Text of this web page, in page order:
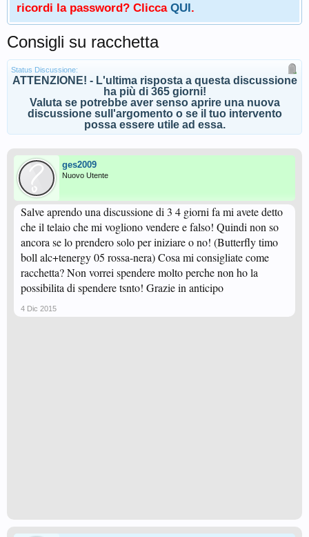
ricordi la password? Clicca QUI.
Consigli su racchetta
Status Discussione:
ATTENZIONE! - L'ultima risposta a questa discussione
ha più di 365 giorni!
Valuta se potrebbe aver senso aprire una nuova
discussione sull'argomento o se il tuo intervento
possa essere utile ad essa.
ges2009
Nuovo Utente
Salve aprendo una discussione di 3 4 giorni fa mi avete detto
che il telaio che mi vogliono vendere e falso! Quindi non so
ancora se lo prendero solo per iniziare o no! (Butterfly timo
boll alc+tenergy 05 rossa-nera) Cosa mi consigliate come
racchetta? Non vorrei spendere molto perche non ho la
possibilita di spendere tsnto! Grazie in anticipo
4 Dic 2015